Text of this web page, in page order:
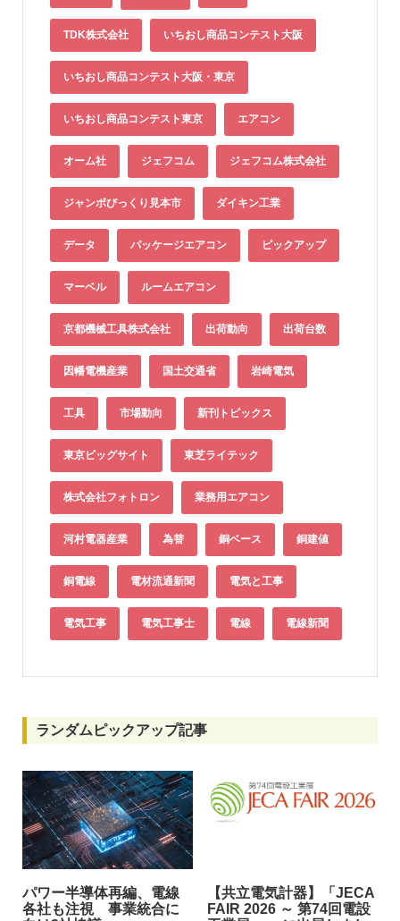
TDK株式会社 いちおし商品コンテスト大阪
いちおし商品コンテスト大阪・東京
いちおし商品コンテスト東京 エアコン
オーム社 ジェフコム ジェフコム株式会社
ジャンボびっくり見本市 ダイキン工業
データ パッケージエアコン ピックアップ
マーベル ルームエアコン
京都機械工具株式会社 出荷動向 出荷台数
因幡電機産業 国土交通省 岩崎電気
工具 市場動向 新刊トピックス
東京ビッグサイト 東芝ライテック
株式会社フォトロン 業務用エアコン
河村電器産業 為替 銅ベース 銅建値
銅電線 電材流通新聞 電気と工事
電気工事 電気工事士 電線 電線新聞
ランダムピックアップ記事
パワー半導体再編、電線
各社も注視 事業統合に
【共立電気計器】「JECA
FAIR 2026 ～ 第74回電設